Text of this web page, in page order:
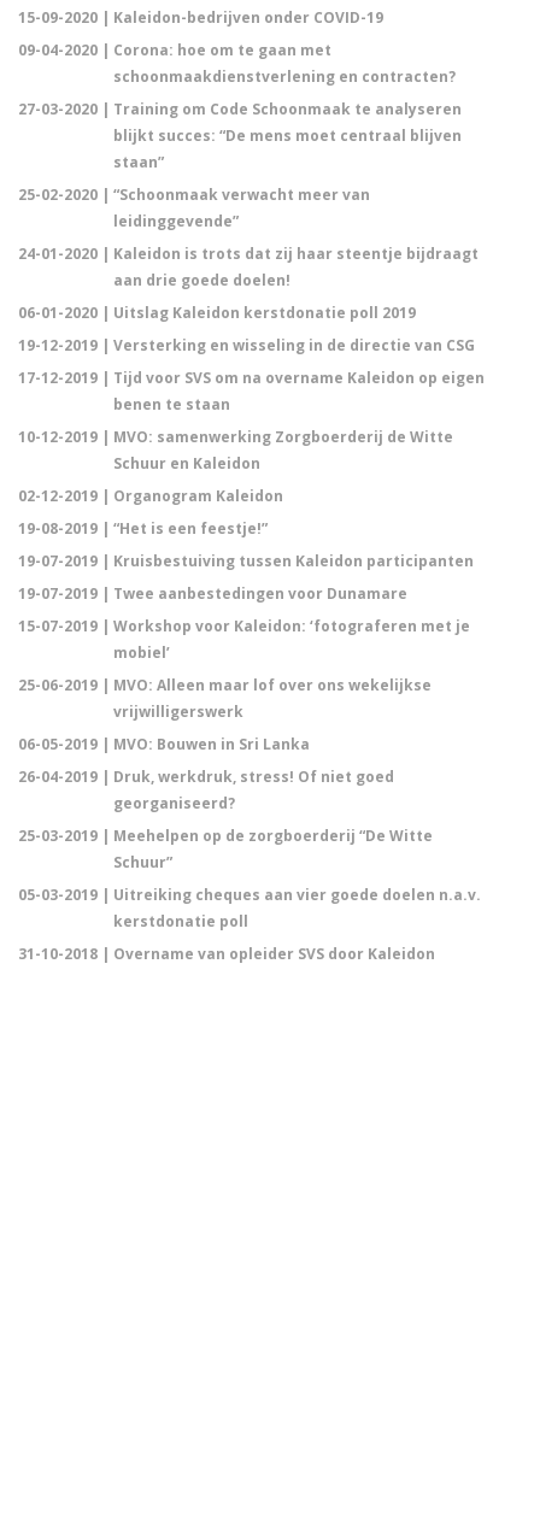
15-09-2020 | Kaleidon-bedrijven onder COVID-19
09-04-2020 | Corona: hoe om te gaan met
schoonmaakdienstverlening en contracten?
27-03-2020 | Training om Code Schoonmaak te analyseren
blijkt succes: “De mens moet centraal blijven
staan”
25-02-2020 | “Schoonmaak verwacht meer van
leidinggevende”
24-01-2020 | Kaleidon is trots dat zij haar steentje bijdraagt
aan drie goede doelen!
06-01-2020 | Uitslag Kaleidon kerstdonatie poll 2019
19-12-2019 | Versterking en wisseling in de directie van CSG
17-12-2019 | Tijd voor SVS om na overname Kaleidon op eigen
benen te staan
10-12-2019 | MVO: samenwerking Zorgboerderij de Witte
Schuur en Kaleidon
02-12-2019 | Organogram Kaleidon
19-08-2019 | “Het is een feestje!”
19-07-2019 | Kruisbestuiving tussen Kaleidon participanten
19-07-2019 | Twee aanbestedingen voor Dunamare
15-07-2019 | Workshop voor Kaleidon: ‘fotograferen met je
mobiel’
25-06-2019 | MVO: Alleen maar lof over ons wekelijkse
vrijwilligerswerk
06-05-2019 | MVO: Bouwen in Sri Lanka
26-04-2019 | Druk, werkdruk, stress! Of niet goed
georganiseerd?
25-03-2019 | Meehelpen op de zorgboerderij “De Witte
Schuur”
05-03-2019 | Uitreiking cheques aan vier goede doelen n.a.v.
kerstdonatie poll
31-10-2018 | Overname van opleider SVS door Kaleidon